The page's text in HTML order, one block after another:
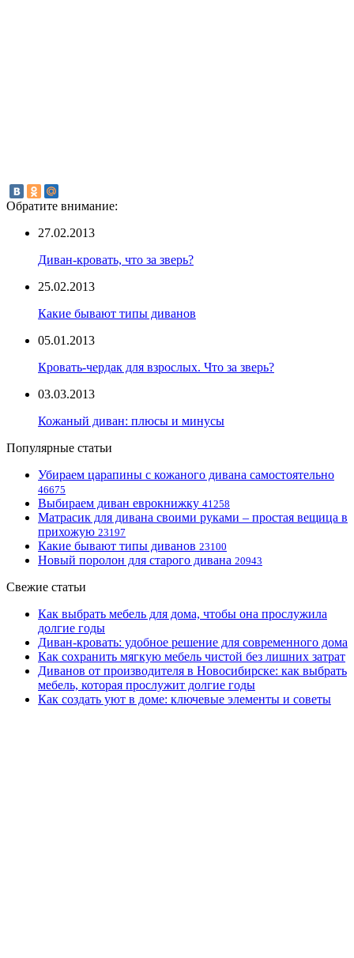
Обратите внимание:
27.02.2013
Диван-кровать, что за зверь?
25.02.2013
Какие бывают типы диванов
05.01.2013
Кровать-чердак для взрослых. Что за зверь?
03.03.2013
Кожаный диван: плюсы и минусы
Популярные статьи
Убираем царапины с кожаного дивана самостоятельно
46675
Выбираем диван еврокнижку 41258
Матрасик для дивана своими руками – простая вещица в
прихожую 23197
Какие бывают типы диванов 23100
Новый поролон для старого дивана 20943
Свежие статьи
Как выбрать мебель для дома, чтобы она прослужила
долгие годы
Диван-кровать: удобное решение для современного дома
Как сохранить мягкую мебель чистой без лишних затрат
Диванов от производителя в Новосибирске: как выбрать
мебель, которая прослужит долгие годы
Как создать уют в доме: ключевые элементы и советы